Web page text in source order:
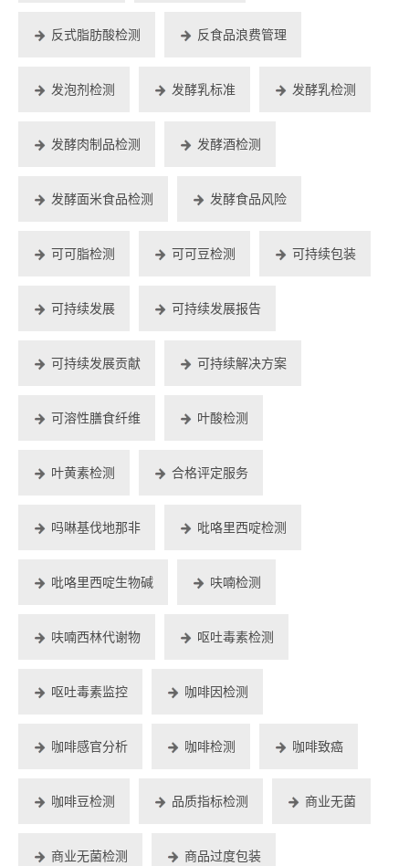
反式脂肪酸检测 反食品浪费管理
发泡剂检测 发酵乳标准 发酵乳检测
发酵肉制品检测 发酵酒检测
发酵面米食品检测 发酵食品风险
可可脂检测 可可豆检测 可持续包装
可持续发展 可持续发展报告
可持续发展贡献 可持续解决方案
可溶性膳食纤维 叶酸检测
叶黄素检测 合格评定服务
吗啉基伐地那非 吡咯里西啶检测
吡咯里西啶生物碱 呋喃检测
呋喃西林代谢物 呕吐毒素检测
呕吐毒素监控 咖啡因检测
咖啡感官分析 咖啡检测 咖啡致癌
咖啡豆检测 品质指标检测 商业无菌
商业无菌检测 商品过度包装